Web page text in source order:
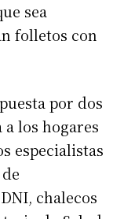
sea
folletos con
por dos
los hogares
especialistas
chalecos